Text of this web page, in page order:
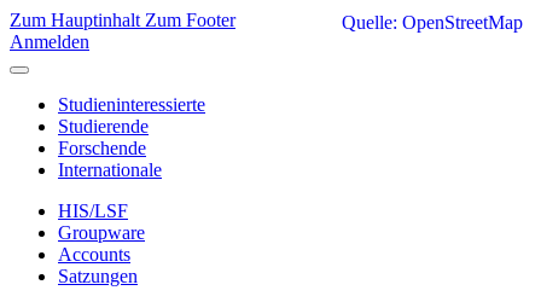
Zum Hauptinhalt Zum Footer
Anmelden
Studieninteressierte
Studierende
Forschende
Internationale
HIS/LSF
Groupware
Accounts
Satzungen
Quelle: OpenStreetMap